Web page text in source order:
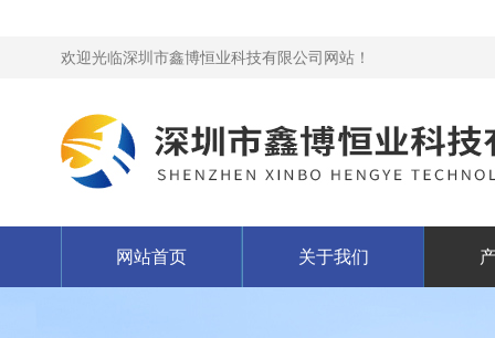
欢迎光临深圳市鑫博恒业科技有限公司网站！
网站首页 关于我们